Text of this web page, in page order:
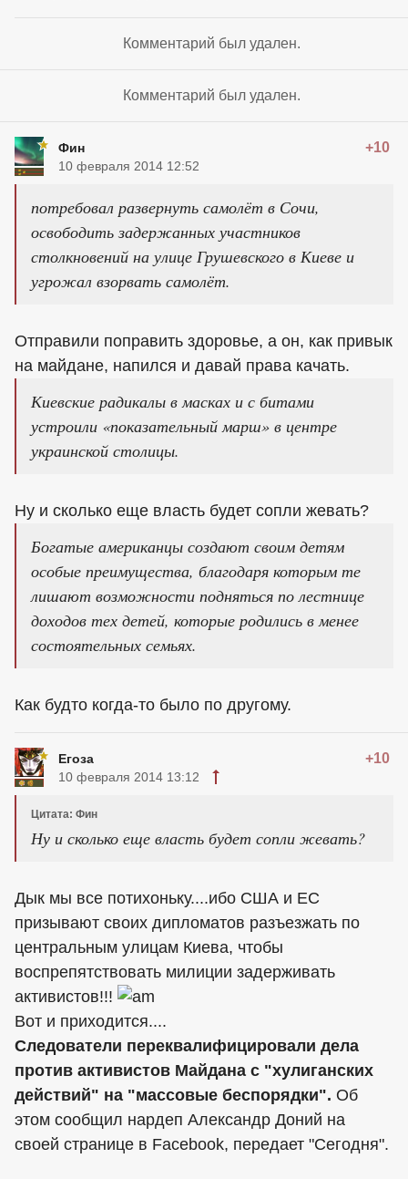
Комментарий был удален.
Комментарий был удален.
Фин +10
10 февраля 2014 12:52
потребовал развернуть самолёт в Сочи,
освободить задержанных участников
столкновений на улице Грушевского в Киеве и
угрожал взорвать самолёт.
Отправили поправить здоровье, а он, как привык
на майдане, напился и давай права качать.
Киевские радикалы в масках и с битами
устроили «показательный марш» в центре
украинской столицы.
Ну и сколько еще власть будет сопли жевать?
Богатые американцы создают своим детям
особые преимущества, благодаря которым те
лишают возможности подняться по лестнице
доходов тех детей, которые родились в менее
состоятельных семьях.
Как будто когда-то было по другому.
Егоза +10
10 февраля 2014 13:12
Цитата: Фин
Ну и сколько еще власть будет сопли жевать?
Дык мы все потихоньку....ибо США и ЕС
призывают своих дипломатов разъезжать по
центральным улицам Киева, чтобы
воспрепятствовать милиции задерживать
активистов!!!
Вот и приходится....
Следователи переквалифицировали дела
против активистов Майдана с "хулиганских
действий" на "массовые беспорядки". Об
этом сообщил нардеп Александр Доний на
своей странице в Facebook, передает "Сегодня".